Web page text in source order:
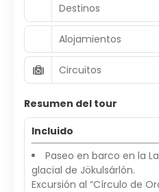
Destinos
Alojamientos
Circuitos
Resumen del tour
Incluido
Paseo en barco en la
glacial de Jökulsárlón.
Excursión al “Círculo de